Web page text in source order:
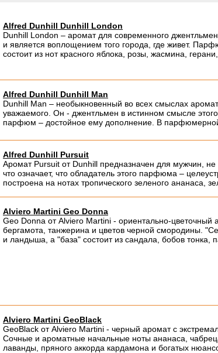
Alfred Dunhill Dunhill London
Dunhill London – аромат для современного
и является воплощением того города, где живет.
состоит из нот красного яблока, розы, жасмина,
Alfred Dunhill Dunhill Man
Dunhill Man – необыкновенный во всех смыслах
уважаемого. Он - джентльмен в истинном смысле
парфюм – достойное ему дополнение. В парфюмерной
Alfred Dunhill Pursuit
Аромат Pursuit от Dunhill предназначен для мужчин,
что означает, что обладатель этого парфюма –
построена на нотах тропического зеленого ананаса,
Alviero Martini Geo Donna
Geo Donna от Alviero Martini - ориентально-
бергамота, танжерина и цветов черной смородины.
и ландыша, а "база" состоит из сандала, бобов тонка,
Alviero Martini GeoBlack
GeoBlack от Alviero Martini - черный аромат с
Сочные и ароматные начальные ноты ананаса,
лаванды, пряного аккорда кардамона и богатых